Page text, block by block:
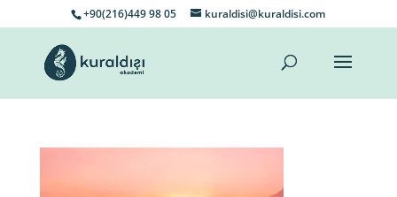
+90(216)449 98 05 kuraldisi@kuraldisi.com